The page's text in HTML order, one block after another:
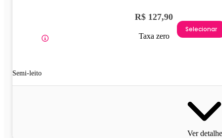
Semi-leito
R$ 127,90
Taxa zero
Selecionar
Ver